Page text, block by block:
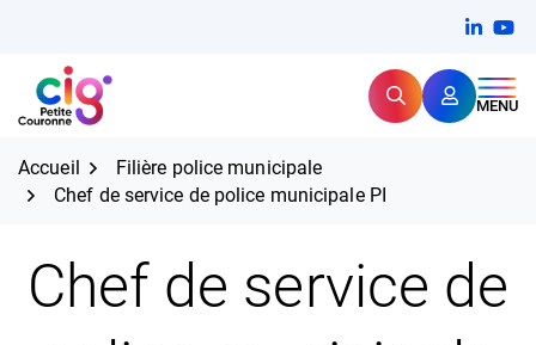
contenu
CIG Petite Couronne RechercherMENU
Expertise et proximité pour
Accueil
Filière police municipale
Chef de service de police municipale PI
Chef de service de